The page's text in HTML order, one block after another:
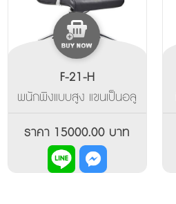
F-21-H
พนักพิงแบบสูง แขนเป็นอลู
ด้วยหนังแบบเดียวกันกับ
ตัวเบาะ หุ้มด้วยหนังPU
สีดำ ปรับเอนหลัง พร้อม
ราคา 15000.00 บาท